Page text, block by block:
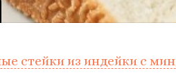
стейки из индейки с